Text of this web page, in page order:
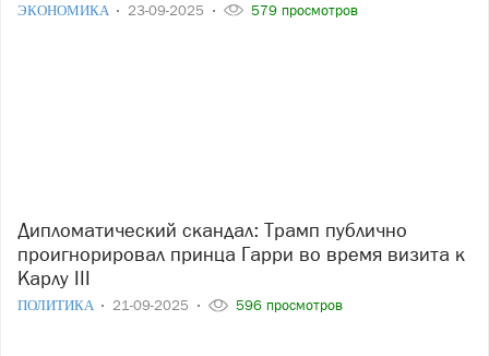
ЭКОНОМИКА 23-09-2025 579 просмотров
Дипломатический скандал: Трамп публично
проигнорировал принца Гарри во время визита к
Карлу III
ПОЛИТИКА 21-09-2025 596 просмотров